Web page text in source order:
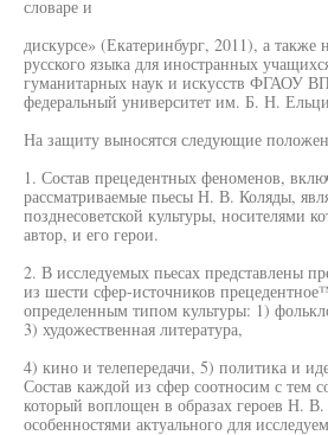
словаре и
дискурсе» (Екатеринбург, 2011), а также
русского языка для иностранных
гуманитарных наук и искусств ФГАОУ
федеральный университет им. Б. Н.
На защиту выносятся следующие
1. Состав прецедентных феноменов,
рассматриваемые пьесы Н. В. Коляды,
позднесоветской культуры, носителями
автор, и его герои.
2. В исследуемых пьесах представлены
из шести сфер-источников
определенным типом культуры: 1)
3) художественная литература,
4) кино и телепередачи, 5) политика и
Состав каждой из сфер соотносим с тем
который воплощен в образах героев Н.
особенностями актуального для